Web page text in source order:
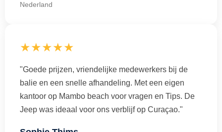
Nederland
★★★★★
"Goede prijzen, vriendelijke medewerkers bij de
balie en een snelle afhandeling. Met een eigen
kantoor op Mambo beach voor vragen en Tips. De
Jeep was ideaal voor ons verblijf op Curaçao."